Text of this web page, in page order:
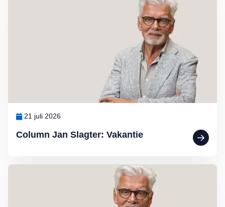
Column Jan Slagter: Vakantie
21 juli 2026
Lees meer over Column Jan Slagter: Marjan Berk